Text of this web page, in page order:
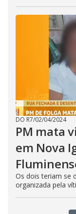
DO R7/02/04/2024
PM mata
em Nova
Os dois teriam se
organizada pela